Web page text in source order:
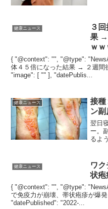
アミ
ミノ
健康ニュース
３
果 →
ｗｗ
{ "@context": "", "@type":
体４５倍になった結果 → ２週間
"image": [ "" ], "datePublis...
健康ニュース
接種
ン副
翌日
ー。
るよ
どう
回復
じん
なっ
健康ニュース
ワ
状疱
{ "@context": "", "@type":
で免疫力が崩壊、帯状疱疹が爆
"datePublished": "2022-...